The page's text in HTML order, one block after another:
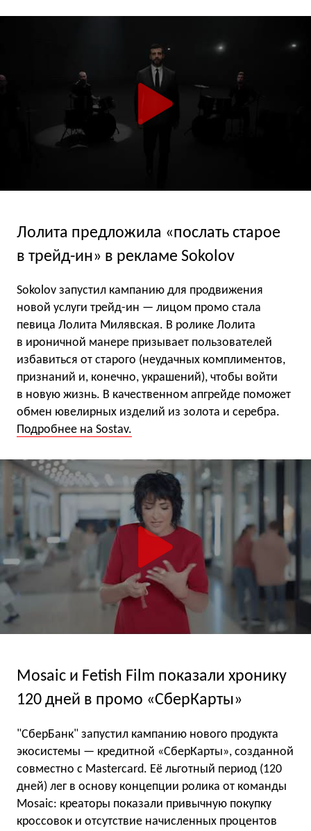
Лолита предложила «послать старое
в трейд-ин» в рекламе Sokolov
Sokolov запустил кампанию для продвижения
новой услуги трейд-ин — лицом промо стала
певица Лолита Милявская. В ролике Лолита
в ироничной манере призывает пользователей
избавиться от старого (неудачных комплиментов,
признаний и, конечно, украшений), чтобы войти
в новую жизнь. В качественном апгрейде поможет
обмен ювелирных изделий из золота и серебра.
Подробнее на Sostav.
Mosaic и Fetish Film показали хронику
120 дней в промо «СберКарты»
"СберБанк" запустил кампанию нового продукта
экосистемы — кредитной «СберКарты», созданной
совместно с Mastercard. Её льготный период (120
дней) лег в основу концепции ролика от команды
Mosaic: креаторы показали привычную покупку
кроссовок и отсутствие начисленных процентов